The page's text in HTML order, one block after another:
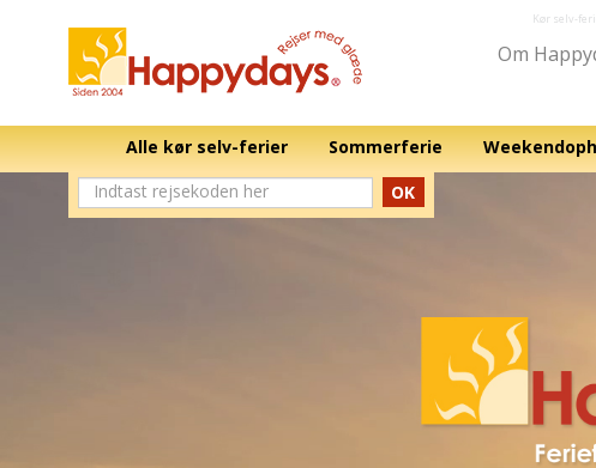
Kør selv-
Om
Alle kør selv-ferier Sommerferie
OK